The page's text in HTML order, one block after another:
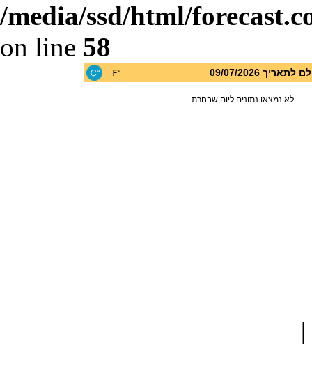
/media/ssd/html/
on line 58
09/07/2026
לא נמצאו נתונים ליום שבחרת
|